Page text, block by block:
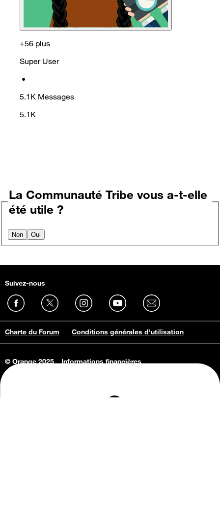
+56 plus
Super User
•
5.1K Messages
5.1K
La Communauté Tribe vous a-t-elle
été utile ?
Non Oui
Suivez-nous
Charte du Forum Conditions générales d'utilisation
© Orange 2025
Informations financières